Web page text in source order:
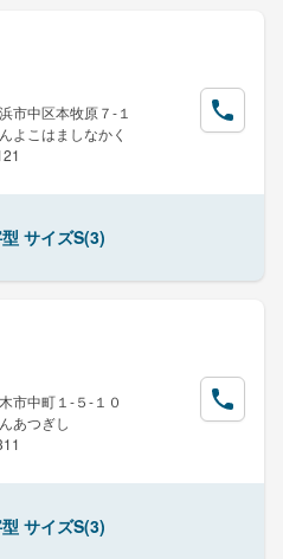
市中区本牧原７-１
よこはましなかく
サイズS(3)
市中町１-５-１０
あつぎし
サイズS(3)